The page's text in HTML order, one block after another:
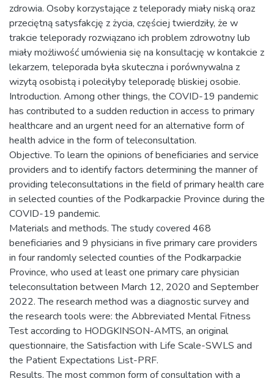
zdrowia. Osoby korzystające z teleporady miały niską oraz
przeciętną satysfakcję z życia, częściej twierdziły, że w
trakcie teleporady rozwiązano ich problem zdrowotny lub
miały możliwość umówienia się na konsultację w kontakcie z
lekarzem, teleporada była skuteczna i porównywalna z
wizytą osobistą i poleciłyby teleporadę bliskiej osobie.
Introduction. Among other things, the COVID-19 pandemic
has contributed to a sudden reduction in access to primary
healthcare and an urgent need for an alternative form of
health advice in the form of teleconsultation.
Objective. To learn the opinions of beneficiaries and service
providers and to identify factors determining the manner of
providing teleconsultations in the field of primary health care
in selected counties of the Podkarpackie Province during the
COVID-19 pandemic.
Materials and methods. The study covered 468
beneficiaries and 9 physicians in five primary care providers
in four randomly selected counties of the Podkarpackie
Province, who used at least one primary care physician
teleconsultation between March 12, 2020 and September
2022. The research method was a diagnostic survey and
the research tools were: the Abbreviated Mental Fitness
Test according to HODGKINSON-AMTS, an original
questionnaire, the Satisfaction with Life Scale-SWLS and
the Patient Expectations List-PRF.
Results. The most common form of consultation with a